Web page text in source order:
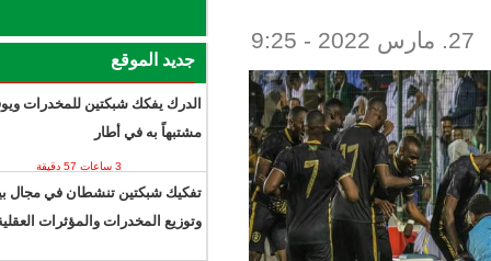
الدرك يفكك شبكتين للمخدرات ويوقف 13
مشتبهاً به في أطار
3 ساعات 57 دقيقة
تفكيك شبكتين تنشطان في مجال بيع
وتوزيع المخدرات والمؤثرات العقلية.
15 ساعة 23 دقيقة